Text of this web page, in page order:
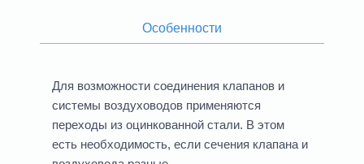
Особенности
Для возможности соединения клапанов и
системы воздуховодов применяются
переходы из оцинкованной стали. В этом
есть необходимость, если сечения клапана и